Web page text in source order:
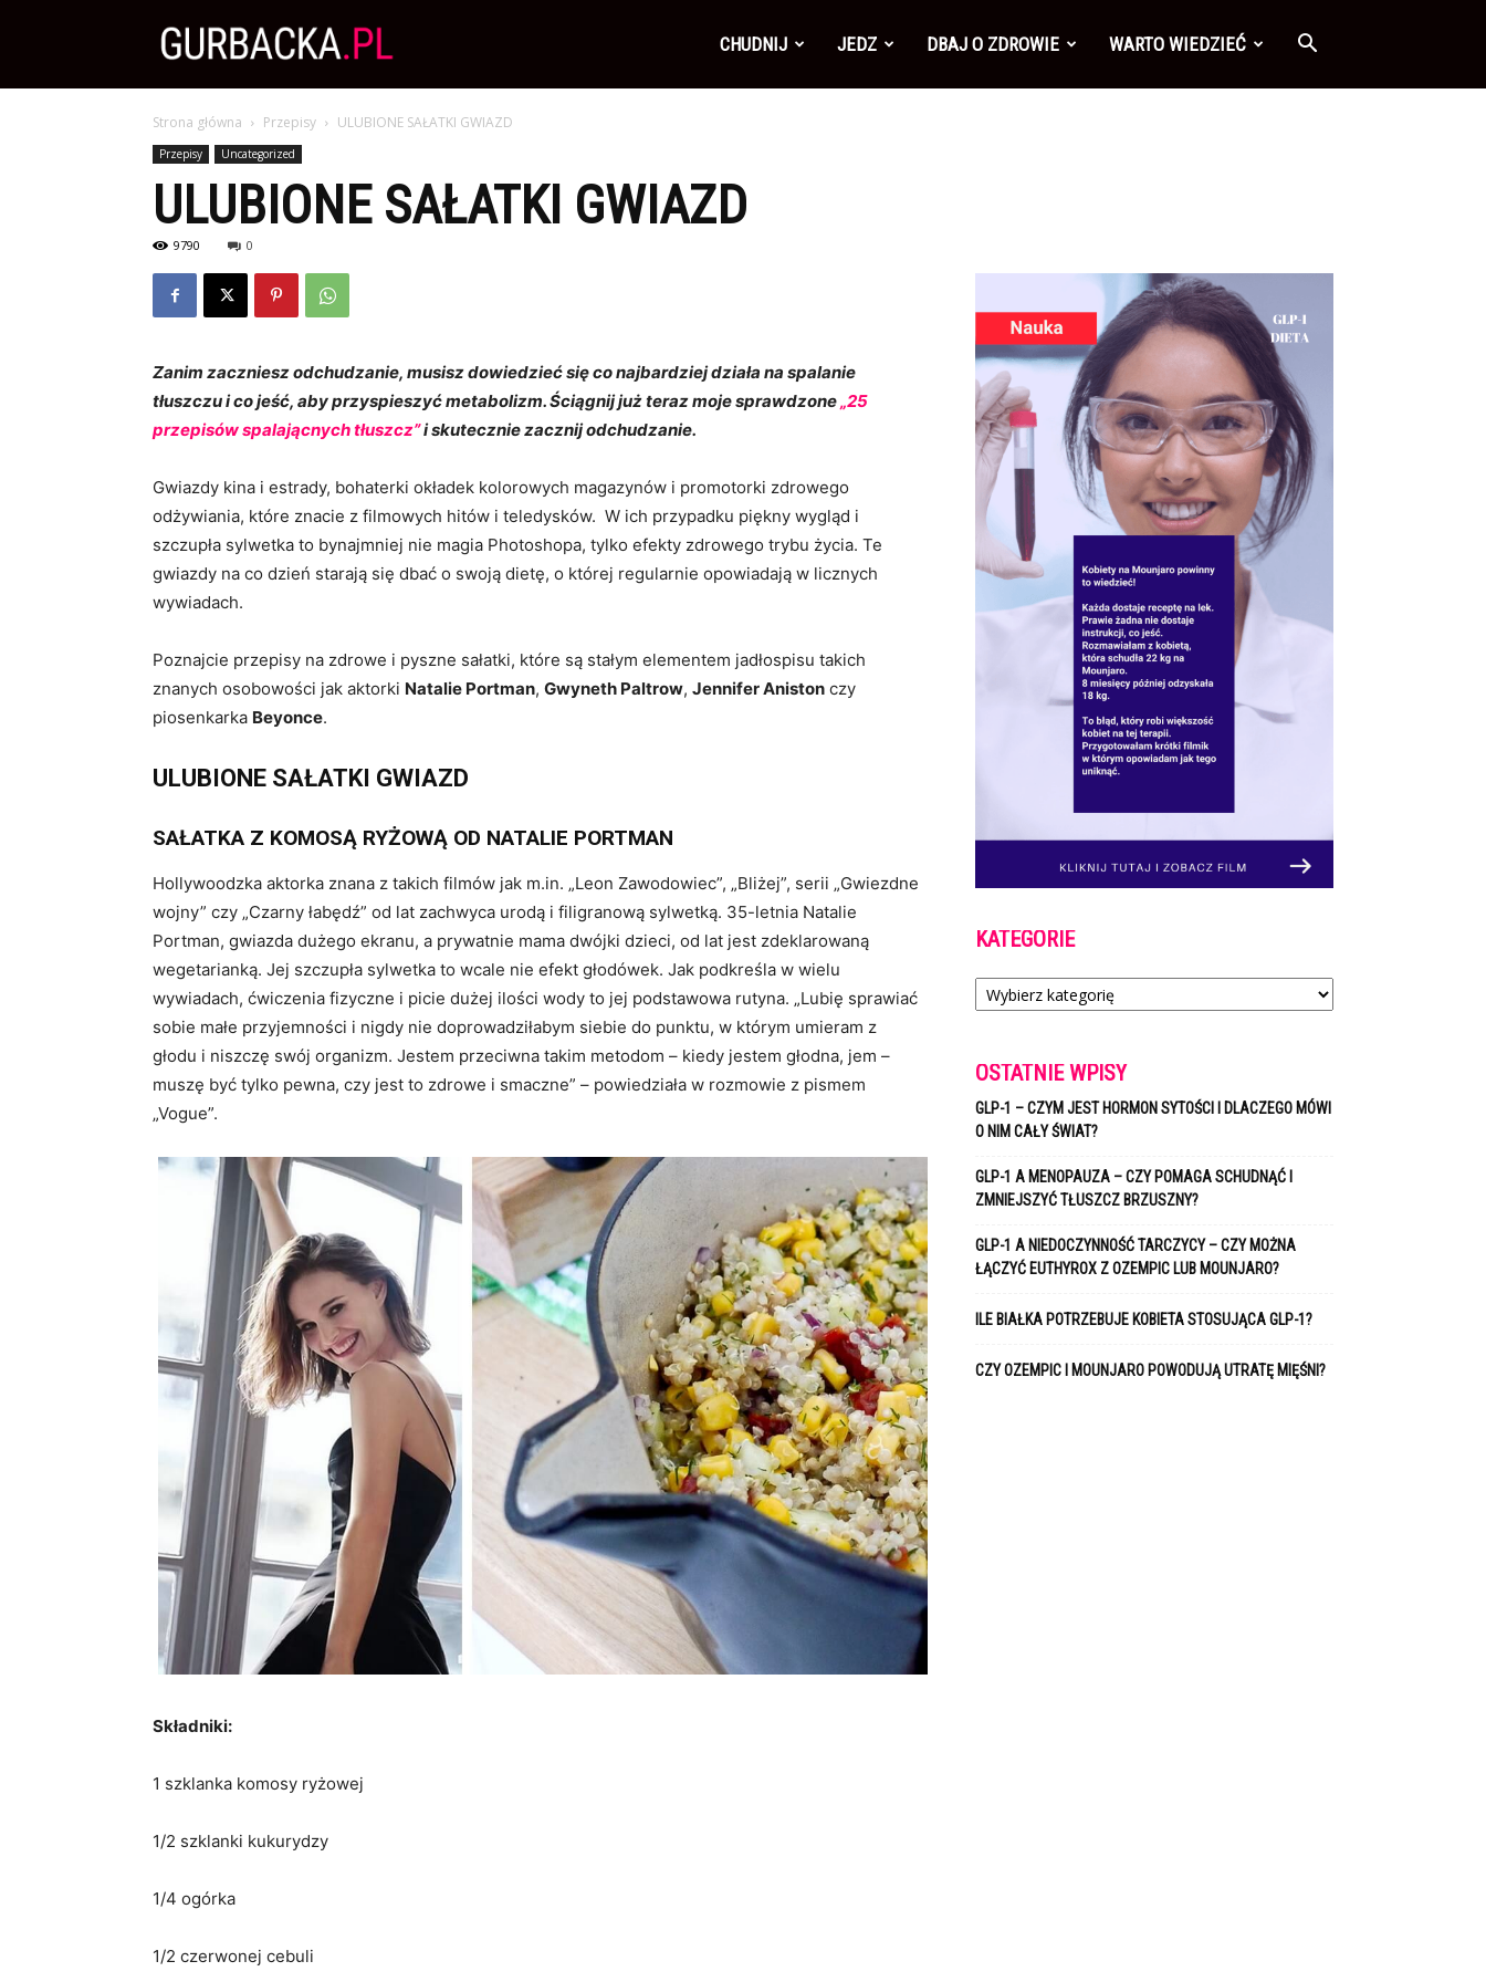
Dieta,
Odchudzanie
przepisy
kulinarne
CHUDNIJ JEDZ DBAJ O ZDROWIE WARTO WIEDZIEĆ
Strona główna Przepisy ULUBIONE SAŁATKI GWIAZD
Przepisy Uncategorized
ULUBIONE SAŁATKI GWIAZD
9790 0
Zanim zaczniesz odchudzanie, musisz dowiedzieć się co najbardziej działa na spalanie
tłuszczu i co jeść, aby przyspieszyć metabolizm.Ściągnij już teraz moje sprawdzone„25
przepisów spalającnych tłuszcz”i skutecznie zacznij odchudzanie.
Gwiazdy kina i estrady, bohaterki okładek kolorowych magazynów i promotorki zdrowego
odżywiania, które znacie z filmowych hitów i teledysków. W ich przypadku piękny wygląd i
szczupła sylwetka to bynajmniej nie magia Photoshopa, tylko efekty zdrowego trybu życia. Te
gwiazdy na co dzień starają się dbać o swoją dietę, o której regularnie opowiadają w licznych
wywiadach.
Poznajcie przepisy na zdrowe i pyszne sałatki, które są stałym elementem jadłospisu takich
znanych osobowości jak aktorki Natalie Portman, Gwyneth Paltrow, Jennifer Aniston czy
piosenkarka Beyonce.
ULUBIONE SAŁATKI GWIAZD
SAŁATKA Z KOMOSĄ RYŻOWĄ OD NATALIE PORTMAN
Hollywoodzka aktorka znana z takich filmów jak m.in. „Leon Zawodowiec”, „Bliżej”, serii „Gwiezdne
wojny” czy „Czarny łabędź” od lat zachwyca urodą i filigranową sylwetką. 35-letnia Natalie
Portman, gwiazda dużego ekranu, a prywatnie mama dwójki dzieci, od lat jest zdeklarowaną
wegetarianką. Jej szczupła sylwetka to wcale nie efekt głodówek. Jak podkreśla w wielu
wywiadach, ćwiczenia fizyczne i picie dużej ilości wody to jej podstawowa rutyna. „Lubię sprawiać
sobie małe przyjemności i nigdy nie doprowadziłabym siebie do punktu, w którym umieram z
głodu i niszczę swój organizm. Jestem przeciwna takim metodom – kiedy jestem głodna, jem –
muszę być tylko pewna, czy jest to zdrowe i smaczne” – powiedziała w rozmowie z pismem
„Vogue”.
Składniki:
1 szklanka komosy ryżowej
1/2 szklanki kukurydzy
1/4 ogórka
1/2 czerwonej cebuli
KATEGORIE
Kategorie
OSTATNIE WPISY
GLP-1 – CZYM JEST HORMON SYTOŚCI I DLACZEGO MÓWI
O NIM CAŁY ŚWIAT?
GLP-1 A MENOPAUZA – CZY POMAGA SCHUDNĄĆ I
ZMNIEJSZYĆ TŁUSZCZ BRZUSZNY?
GLP-1 A NIEDOCZYNNOŚĆ TARCZYCY – CZY MOŻNA
ŁĄCZYĆ EUTHYROX Z OZEMPIC LUB MOUNJARO?
ILE BIAŁKA POTRZEBUJE KOBIETA STOSUJĄCA GLP-1?
CZY OZEMPIC I MOUNJARO POWODUJĄ UTRATĘ MIĘŚNI?